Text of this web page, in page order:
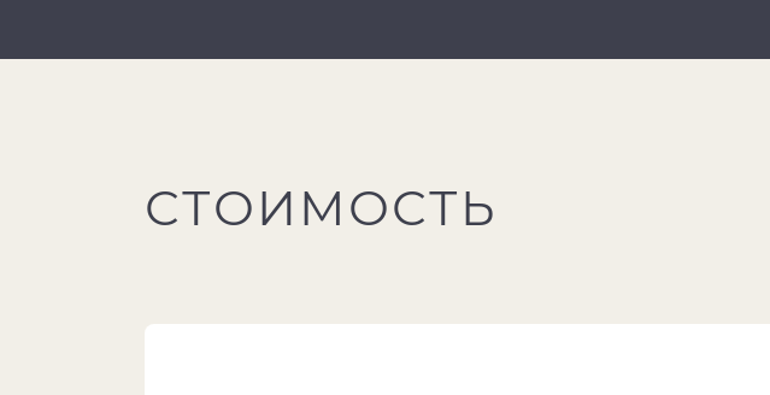
СТОИМОСТЬ